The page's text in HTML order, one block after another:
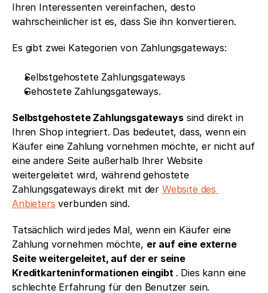
Ihren Interessenten vereinfachen, desto
wahrscheinlicher ist es, dass Sie ihn konvertieren.
Es gibt zwei Kategorien von Zahlungsgateways:
Selbstgehostete Zahlungsgateways
Gehostete Zahlungsgateways.
Selbstgehostete Zahlungsgateways sind direkt in
Ihren Shop integriert. Das bedeutet, dass, wenn ein
Käufer eine Zahlung vornehmen möchte, er nicht auf
eine andere Seite außerhalb Ihrer Website
weitergeleitet wird, während gehostete
Zahlungsgateways direkt mit der Website des
Anbieters verbunden sind.
Tatsächlich wird jedes Mal, wenn ein Käufer eine
Zahlung vornehmen möchte, er auf eine externe
Seite weitergeleitet, auf der er seine
Kreditkarteninformationen eingibt . Dies kann eine
schlechte Erfahrung für den Benutzer sein.